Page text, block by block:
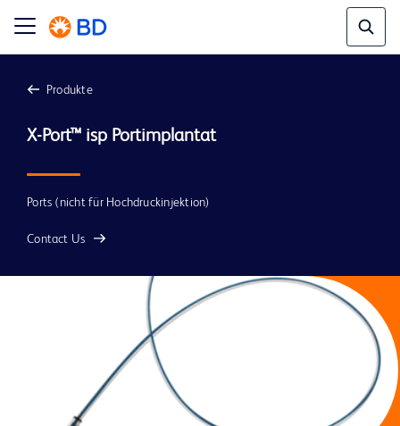
Produkte
X-Port™ isp Portimplantat
Ports (nicht für Hochdruckinjektion)
Contact Us